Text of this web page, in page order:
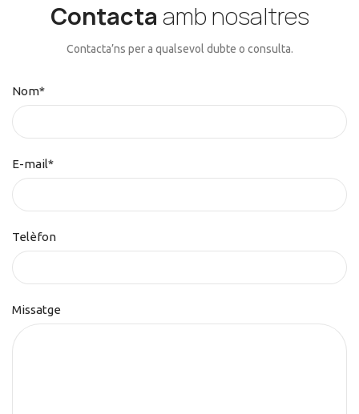
Contacta amb nosaltres
Contacta’ns per a qualsevol dubte o consulta.
Nom*
E-mail*
Telèfon
Missatge